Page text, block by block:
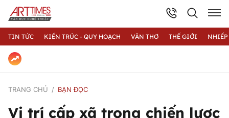
TIN TỨC KIẾN TRÚC - QUY HOẠCH VĂN THƠ THẾ GIỚI
TRANG CHỦ BẠN ĐỌC
Vị trí cấp xã trong chiến lược